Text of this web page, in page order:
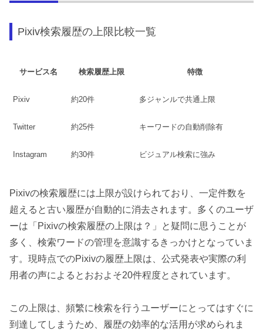
Pixiv検索履歴の上限比較一覧
サービス名 検索履歴上限 特徴
Pixiv 約20件 多ジャンルで共通上限
Twitter 約25件 キーワードの自動削除有
Instagram 約30件 ビジュアル検索に強み
Pixivの検索履歴には上限が設けられており、一定件数を
超えると古い履歴が自動的に消去されます。多くのユーザ
ーは「Pixivの検索履歴の上限は？」と疑問に思うことが
多く、検索ワードの管理を意識するきっかけとなっていま
す。現時点でのPixivの履歴上限は、公式発表や実際の利
用者の声によるとおおよそ20件程度とされています。
この上限は、頻繁に検索を行うユーザーにとってはすぐに
到達してしまうため、履歴の効率的な活用が求められま